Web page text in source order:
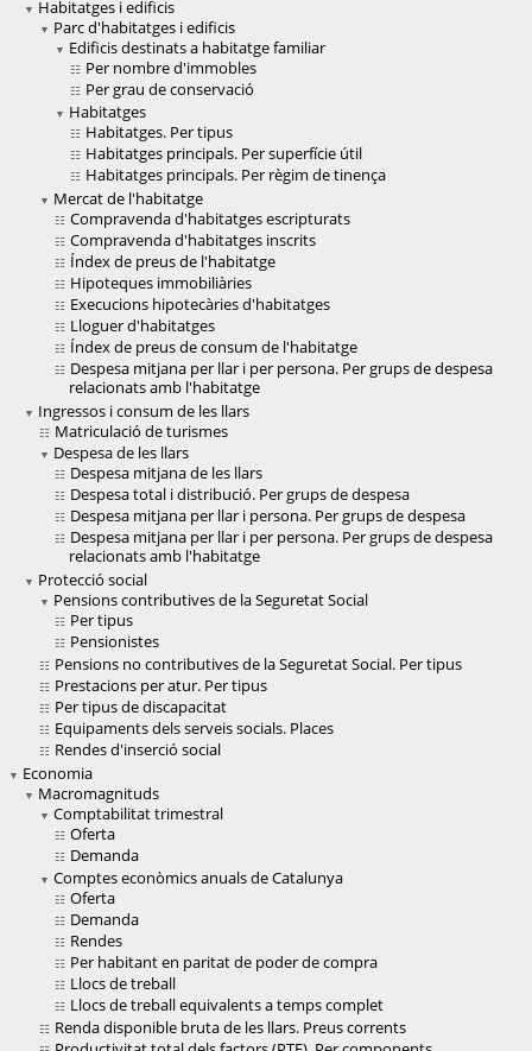
Habitatges i edificis
Parc d'habitatges i edificis
Edificis destinats a habitatge familiar
Per nombre d'immobles
Per grau de conservació
Habitatges
Habitatges. Per tipus
Habitatges principals. Per superfície útil
Habitatges principals. Per règim de tinença
Mercat de l'habitatge
Compravenda d'habitatges escripturats
Compravenda d'habitatges inscrits
Índex de preus de l'habitatge
Hipoteques immobiliàries
Execucions hipotecàries d'habitatges
Lloguer d'habitatges
Índex de preus de consum de l'habitatge
Despesa mitjana per llar i per persona. Per grups de despesa
relacionats amb l'habitatge
Ingressos i consum de les llars
Matriculació de turismes
Despesa de les llars
Despesa mitjana de les llars
Despesa total i distribució. Per grups de despesa
Despesa mitjana per llar i persona. Per grups de despesa
Despesa mitjana per llar i per persona. Per grups de despesa
relacionats amb l'habitatge
Protecció social
Pensions contributives de la Seguretat Social
Per tipus
Pensionistes
Pensions no contributives de la Seguretat Social. Per tipus
Prestacions per atur. Per tipus
Per tipus de discapacitat
Equipaments dels serveis socials. Places
Rendes d'inserció social
Economia
Macromagnituds
Comptabilitat trimestral
Oferta
Demanda
Comptes econòmics anuals de Catalunya
Oferta
Demanda
Rendes
Per habitant en paritat de poder de compra
Llocs de treball
Llocs de treball equivalents a temps complet
Renda disponible bruta de les llars. Preus corrents